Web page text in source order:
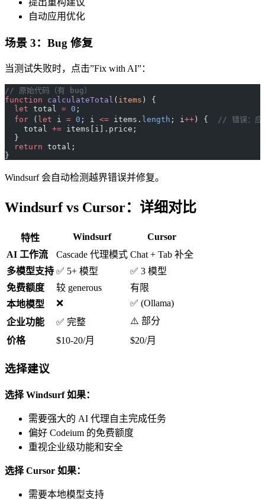
提出重构建议
自动应用优化
场景 3：Bug 修复
当测试失败时，点击”Fix with AI”：
// 原始代码（有 bug）
function calculateTotal ( items ) {
  let
total = 0 ;
  for
( let i = 0 ; i <= items. length ; i++ ) {
// 错误：应
    total
+= items[i].price;
  }
  return
total;
}
Windsurf 会自动检测越界错误并修复。
Windsurf vs Cursor：详细对比
特性 Windsurf
Cursor
AI 工作流
Cascade 代理模式 Chat + Tab 补全
多模型支持 ✅ 5+ 模型
✅ 3 模型
免费额度
较 generous
有限
本地模型
❌
✅ (Ollama)
企业功能
✅ 完整
⚠️ 部分
价格
$10-20/月 $20/月
选择建议
选择 Windsurf 如果：
需要强大的 AI 代理自主完成任务
偏好 Codeium 的免费额度
重视企业级功能和安全
选择 Cursor 如果：
需要本地模型支持